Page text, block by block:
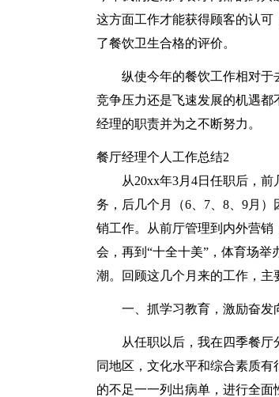
这方面工作才能获得顾客的认可
了餐饮卫生合格的评价。
纵使今年的餐饮工作相对于
竞争压力还是飞速发展的机遇
经理的职责并为之不断努力。
餐厅经理个人工作总结2
从20xx年3月4日任职后，
务，后几个月（6、7、8、9月
销工作。从前厅管理到内外营销
会，再到“十全十美”，体育场
潮。回顾这几个月来的工作，主
一、抓学习教育，激励奋发
从任职以后，我在四季餐
同地区，文化水平和综合素质
的不足一一列出病单，进行全